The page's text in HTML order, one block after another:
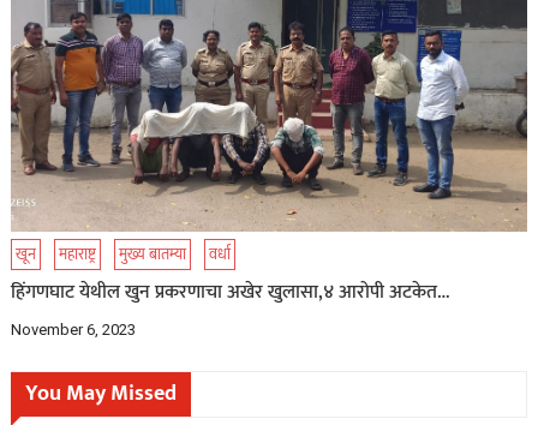
खून महाराष्ट्र मुख्य बातम्या वर्धा
हिंगणघाट येथील खुन प्रकरणाचा अखेर खुलासा,४ आरोपी अटकेत…
November 6, 2023
You May Missed